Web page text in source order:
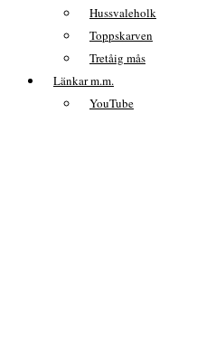
Hussvaleholk
Toppskarven
Tretåig mås
Länkar m.m.
YouTube